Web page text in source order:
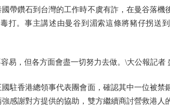
鑽石到台灣的工作時不虞有詐，在曼谷落機
打。事主講述由曼谷到湄索這條將豬仔拐送
，但各方面會盡一切努力去做。\大公報記者
香港總領事代表團會面，確認其中一位被禁
感謝對方提供的協助，雙方繼續商討營救港人